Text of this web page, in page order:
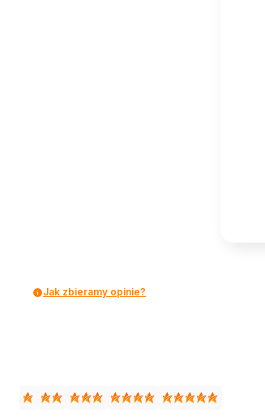
Jak zbieramy opinie?